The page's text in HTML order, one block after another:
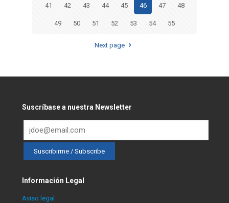
41 42 43 44 45 46 47 48
49 50 51 52 53 54 55
Next page
Suscríbase a nuestra Newsletter
Información Legal
Aviso legal